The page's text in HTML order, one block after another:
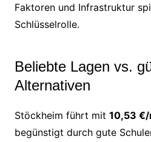
Faktoren und Infrastruktur
Schlüsselrolle.
Beliebte Lagen vs.
Alternativen
Stöckheim führt mit 10,53 €/
begünstigt durch gute